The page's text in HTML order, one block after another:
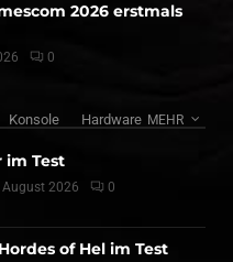
2026 erstmals
0
Konsole Hardware MEHR
im Test
August 2026 0
of Hel im Test